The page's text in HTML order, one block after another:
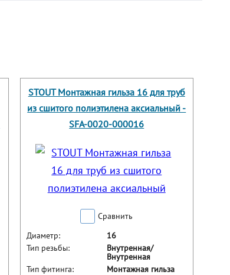
STOUT Монтажная гильза 16 для труб
из сшитого полиэтилена аксиальный -
SFA-0020-000016
Сравнить
Диаметр:
16
Тип резьбы:
Внутренная/
Внутренная
Тип фитинга:
Монтажная гильза